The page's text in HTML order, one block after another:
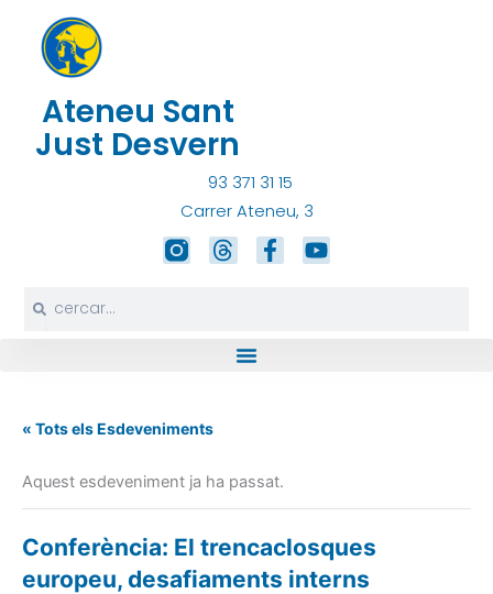
contingut
Ateneu Sant
Just Desvern
93 371 31 15
Carrer Ateneu, 3
T
h
F
a
Y
o
« Tots els Esdeveniments
Aquest esdeveniment ja ha passat.
Conferència: El trencaclosques
europeu, desafiaments interns